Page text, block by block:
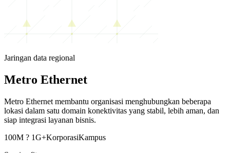
Jaringan data regional
Metro Ethernet
Metro Ethernet membantu organisasi menghubungkan beberapa
lokasi dalam satu domain konektivitas yang stabil, lebih aman, dan
siap integrasi layanan bisnis.
100M ? 1G+KorporasiKampus